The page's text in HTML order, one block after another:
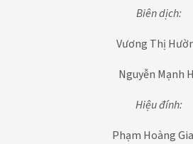
Biên dịch:
Vương Thị
Nguyễn Mạnh
Hiệu đính:
Phạm Hoàng